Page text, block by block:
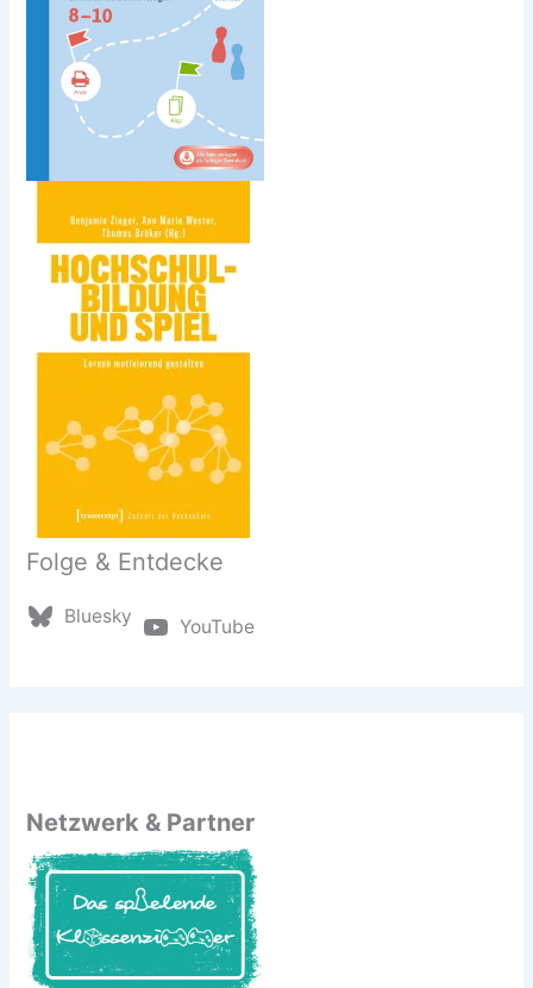
Folge & Entdecke
Bluesky YouTube
Netzwerk & Partner